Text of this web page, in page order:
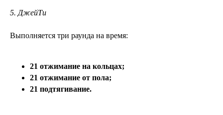
5. ДжейТи
Выполняется три раунда на время:
21 отжимание на кольцах;
21 отжимание от пола;
21 подтягивание.